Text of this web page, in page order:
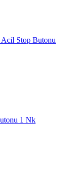
Stop Butonu
1 Nk